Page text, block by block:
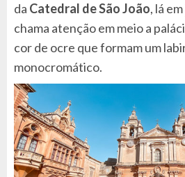
da Catedral de São João, lá em
chama atenção em meio a
cor de ocre que formam um
monocromático.